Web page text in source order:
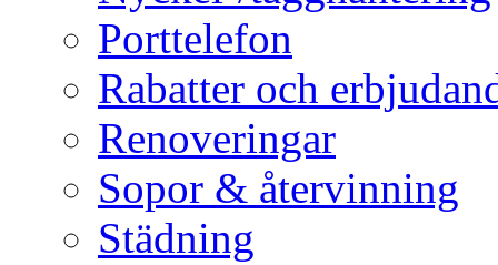
Porttelefon
Rabatter och
Renoveringar
Sopor & återvinning
Städning